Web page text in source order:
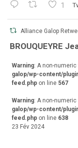
1
Alliance Galop
BROUQUEYRE
Warning: A non-
galop/wp-content/
feed.php on line 567
Warning: A non-
galop/wp-content/
feed.php on line 638
23 Fév 2024